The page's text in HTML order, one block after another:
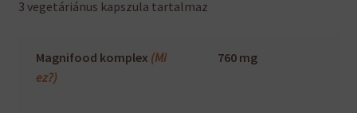
3 vegetáriánus kapszula tartalmaz
Magnifood komplex (Mi
ez?)
760 mg